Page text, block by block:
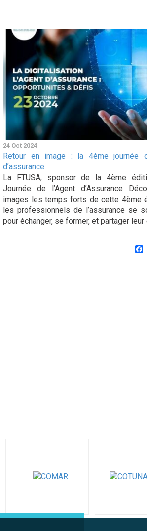
24 Oct 2024
Retour en image : la 4ème journée
d’assurance
La FTUSA, sponsor de la 4ème
Journée de l’Agent d’Assurance
images les temps forts de cette 4ème
les professionnels de l’assurance se
pour échanger, se former, et partager